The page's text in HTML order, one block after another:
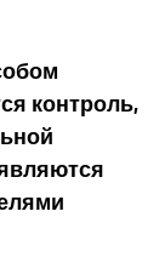
контроль,